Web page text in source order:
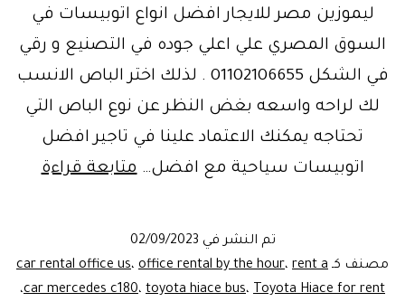
ليموزين مصر للايجار افضل انواع اتوبيسات في
السوق المصري علي اعلي جوده في التصنيع و رقي
في الشكل 01102106655 . لذلك اختر الباص الانسب
لك لراحه واسعه بغض النظر عن نوع الباص التي
تحتاجه يمكنك الاعتماد علينا في تاجير افضل
اتوبيسات سياحية مع افضل…متابعة قراءة
تم النشر في 02/09/2023
مصنف كـ
car rental office us، office rental by the hour، rent a
car mercedes c180، toyota hiace bus، Toyota Hiace for rent
،